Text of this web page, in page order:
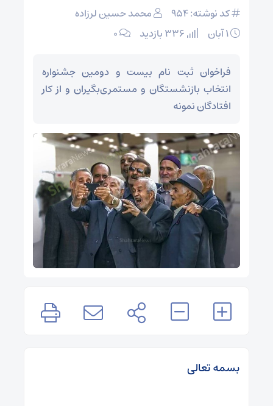
کد نوشته: 954
محمد حسین لرزاده
۰
فراخوان ثبت نام بیست و دومین جشنواره
انتخاب بازنشستگان و مستمری‌بگیران و از کار
افتادگان نمونه
بسمه تعالی